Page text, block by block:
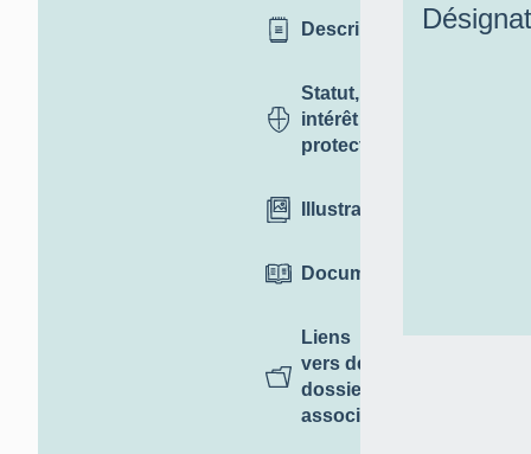
Description
Statut,
intérêt et
protection
Illustrations
Documentation
Liens
vers des
dossiers
associés